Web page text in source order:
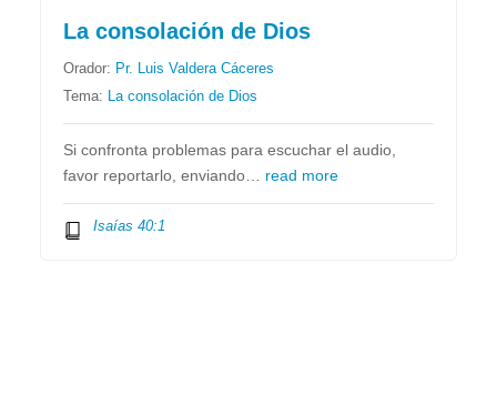
La consolación de Dios
Orador: Pr. Luis Valdera Cáceres
Tema:
La consolación de Dios
Si confronta problemas para escuchar el audio,
favor reportarlo, enviando… read more
Isaías 40:1